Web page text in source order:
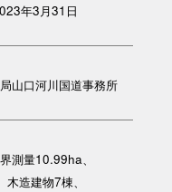
年3月31日
山口河川国道事務所
測量10.99ha、
造建物7棟、